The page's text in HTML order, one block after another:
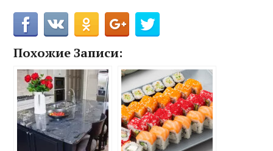
Похожие Записи: